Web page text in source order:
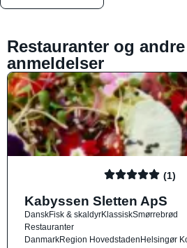
Restauranter og
anmeldelser
(1)
Kabyssen Sletten ApS
DanskFisk & skaldyrKlassiskSmørrebrød
Restauranter
DanmarkRegion HovedstadenHelsingør